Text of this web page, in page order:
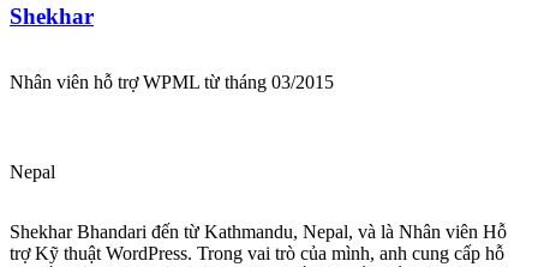
Shekhar
Nhân viên hỗ trợ WPML từ tháng 03/2015
Nepal
Shekhar Bhandari đến từ Kathmandu, Nepal, và là Nhân viên Hỗ
trợ Kỹ thuật WordPress. Trong vai trò của mình, anh cung cấp hỗ